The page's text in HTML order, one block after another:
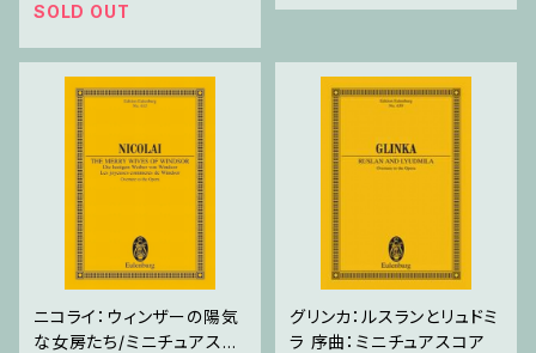
SOLD OUT
ニコライ：ウィンザーの陽気
な女房たち/ミニチュアスコ
グリンカ：ルスランとリュドミ
ラ 序曲：ミニチュアスコア